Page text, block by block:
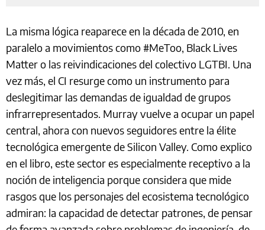
La misma lógica reaparece en la década de 2010, en
paralelo a movimientos como #MeToo, Black Lives
Matter o las reivindicaciones del colectivo LGTBI. Una
vez más, el CI resurge como un instrumento para
deslegitimar las demandas de igualdad de grupos
infrarrepresentados. Murray vuelve a ocupar un papel
central, ahora con nuevos seguidores entre la élite
tecnológica emergente de Silicon Valley. Como explico
en el libro, este sector es especialmente receptivo a la
noción de inteligencia porque considera que mide
rasgos que los personajes del ecosistema tecnológico
admiran: la capacidad de detectar patrones, de pensar